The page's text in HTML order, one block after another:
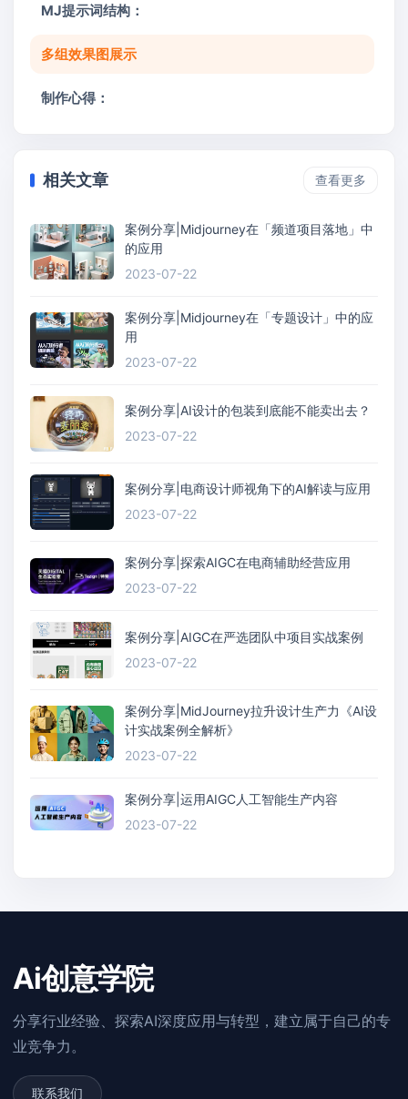
MJ提示词结构：
多组效果图展示
制作心得：
相关文章 查看更多
案例分享|Midjourney在「频道项目落地」中
的应用
2023-07-22
案例分享|Midjourney在「专题设计」中的应
用
2023-07-22
案例分享|AI设计的包装到底能不能卖出去？
2023-07-22
案例分享|电商设计师视角下的AI解读与应用
2023-07-22
案例分享|探索AIGC在电商辅助经营应用
2023-07-22
案例分享|AIGC在严选团队中项目实战案例
2023-07-22
案例分享|MidJourney拉升设计生产力《AI设
计实战案例全解析》
2023-07-22
案例分享|运用AIGC人工智能生产内容
2023-07-22
Ai创意学院
分享行业经验、探索AI深度应用与转型，建立属于自己的专
业竞争力。
联系我们